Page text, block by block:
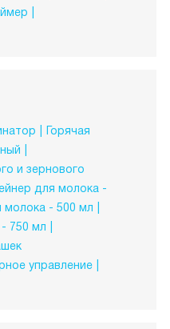
Горячая
и зернового
для молока -
молока - 500 мл
750 мл
управление